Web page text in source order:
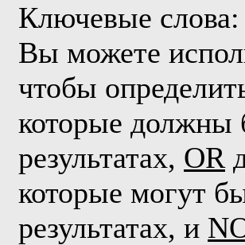
Ключевые слова:
Вы можете
чтобы
которые должны
результатах, OR
которые могут
результатах, и